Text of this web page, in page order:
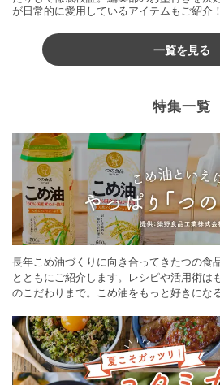
が日常的に愛用しているアイテムもご紹介！
一覧を見る
特集一覧
長年こめ油づくりに向き合ってきたつの食
とともにご紹介します。レシピや活用術は
のこだわりまで。こめ油をもっと好きにな